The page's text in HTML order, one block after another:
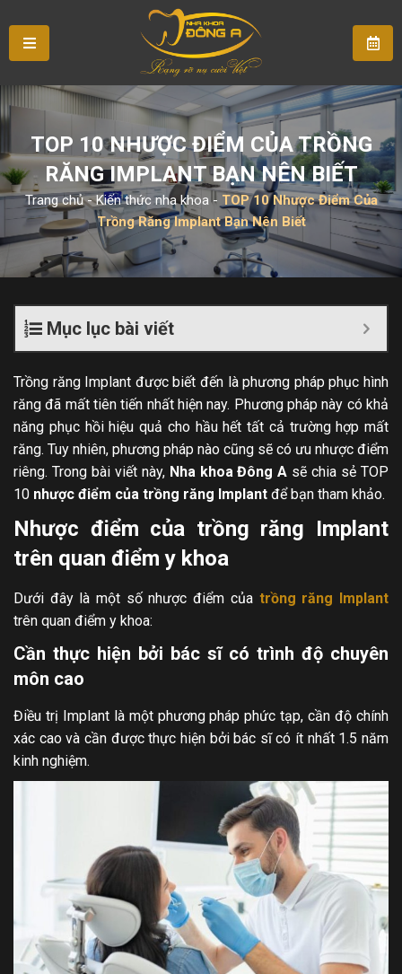
TOP 10 NHƯỢC ĐIỂM CỦA TRỒNG
RĂNG IMPLANT BẠN NÊN BIẾT
Trang chủ-Kiến thức nha khoa- TOP 10 Nhược Điểm Của
Trồng Răng Implant Bạn Nên Biết
Mục lục bài viết
Trồng răng Implant được biết đến là phương pháp phục hình
răng đã mất tiên tiến nhất hiện nay. Phương pháp này có khả
năng phục hồi hiệu quả cho hầu hết tất cả trường hợp mất
răng. Tuy nhiên, phương pháp nào cũng sẽ có ưu nhược điểm
riêng. Trong bài viết này, Nha khoa Đông A sẽ chia sẻ TOP
10 nhược điểm của trồng răng Implant để bạn tham khảo.
Nhược điểm của trồng răng Implant
trên quan điểm y khoa
Dưới đây là một số nhược điểm của trồng răng Implant
trên quan điểm y khoa:
Cần thực hiện bởi bác sĩ có trình độ chuyên
môn cao
Điều trị Implant là một phương pháp phức tạp, cần độ chính
xác cao và cần được thực hiện bởi bác sĩ có ít nhất 1.5 năm
kinh nghiệm.